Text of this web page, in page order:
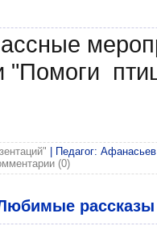
"Помоги
| Педагог:
(0)